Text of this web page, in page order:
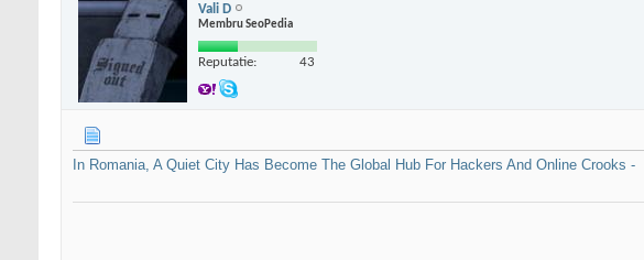
Vali D
Membru SeoPedia
Reputatie: 43
In Romania, A Quiet City Has Become The Global Hub For Hackers And Online Crooks -